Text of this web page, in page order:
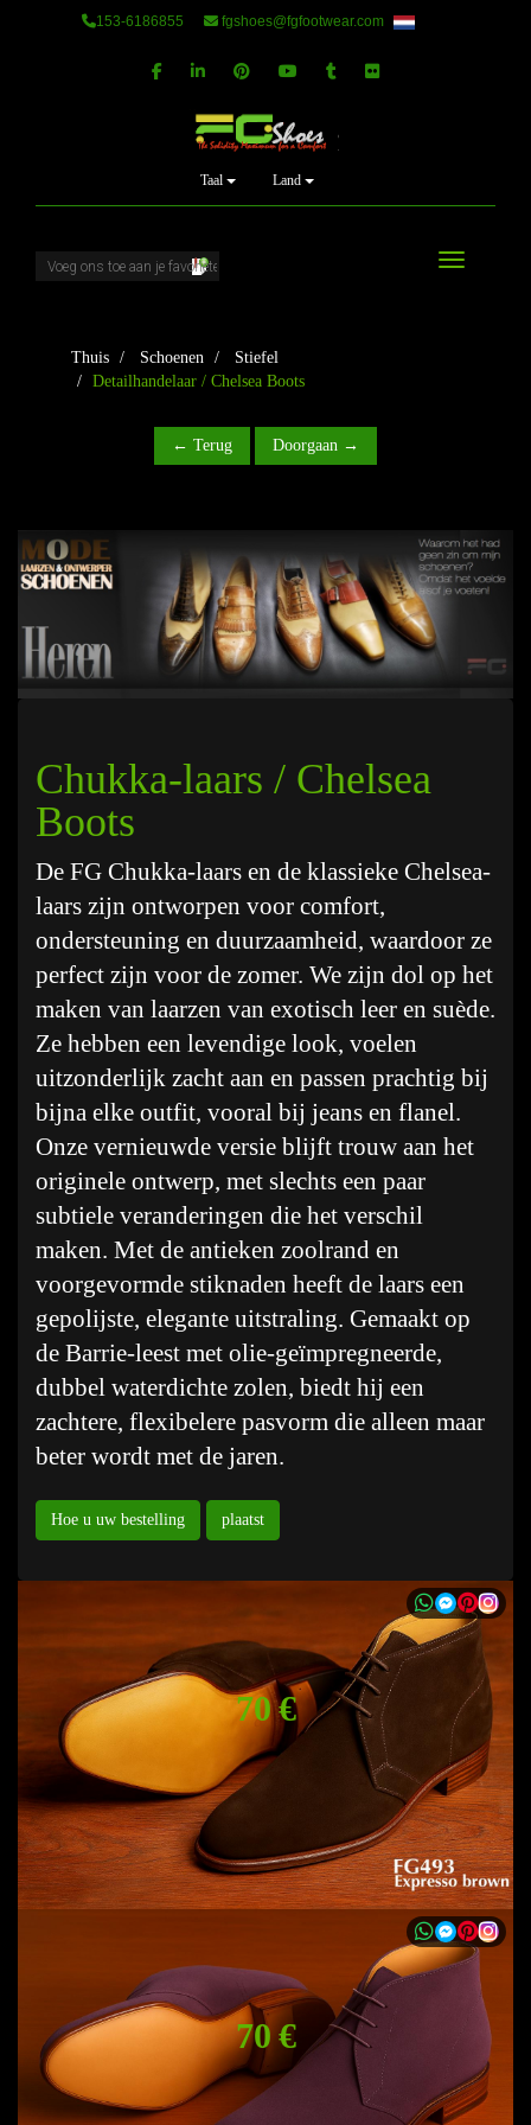
153-6186855 fgshoes@fgfootwear.com
Taal Land
Schakel
Thuis Schoenen
Stiefel
Detailhandelaar / Chelsea Boots
← Terug Doorgaan →
Chukka-laars / Chelsea
Boots
De FG Chukka-laars en de klassieke Chelsea-
laars zijn ontworpen voor comfort,
ondersteuning en duurzaamheid, waardoor ze
perfect zijn voor de zomer. We zijn dol op het
maken van laarzen van exotisch leer en suède.
Ze hebben een levendige look, voelen
uitzonderlijk zacht aan en passen prachtig bij
bijna elke outfit, vooral bij jeans en flanel.
Onze vernieuwde versie blijft trouw aan het
originele ontwerp, met slechts een paar
subtiele veranderingen die het verschil
maken. Met de antieken zoolrand en
voorgevormde stiknaden heeft de laars een
gepolijste, elegante uitstraling. Gemaakt op
de Barrie-leest met olie-geïmpregneerde,
dubbel waterdichte zolen, biedt hij een
zachtere, flexibelere pasvorm die alleen maar
beter wordt met de jaren.
Hoe u uw bestelling plaatst
70 €
70 €